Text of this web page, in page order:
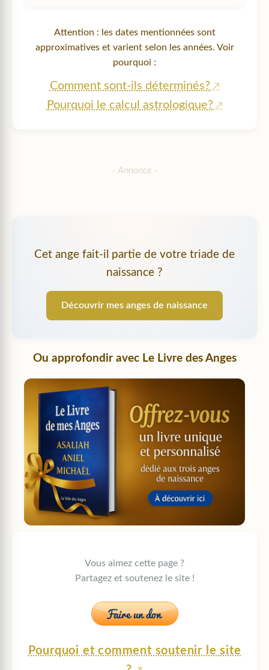
Attention : les dates mentionnées sont
approximatives et varient selon les années. Voir
pourquoi :
Comment sont-ils déterminés?
Pourquoi le calcul astrologique?
Cet ange fait-il partie de votre triade de
naissance ?
Découvrir mes anges de naissance
Ou approfondir avec Le Livre des Anges
Vous aimez cette page ?
Partagez et soutenez le site !
Pourquoi et comment soutenir le site